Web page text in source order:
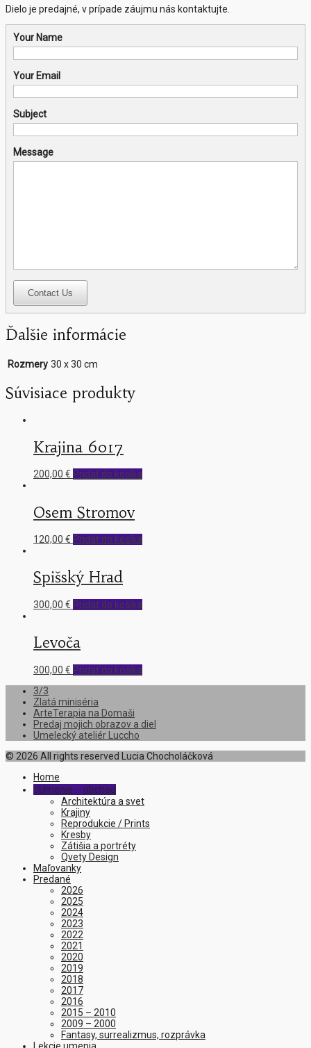
Dielo je predajné, v prípade záujmu nás kontaktujte.
Your Name
Your Email
Subject
Message
Contact Us
Ďalšie informácie
Rozmery 30 x 30 cm
Súvisiace produkty
Krajina 6017
200,00 € Pridať do košíka
Osem Stromov
120,00 € Pridať do košíka
Spišský Hrad
300,00 € Pridať do košíka
Levoča
300,00 € Pridať do košíka
3/3
Zlatá miniséria
ArteTerapia na Domaši
Predaj mojich obrazov a diel
Umelecký ateliér Luccho
© 2026 All rights reserved Lucia Chocholáčková
Home
 Umenie – obchod
Architektúra a svet
Krajiny
Reprodukcie / Prints
Kresby
Zátišia a portréty
Qvety Design
Maľovanky
Predané
2026
2025
2024
2023
2022
2021
2020
2019
2018
2017
2016
2015 – 2010
2009 – 2000
Fantasy, surrealizmus, rozprávka
Lekcie umenia